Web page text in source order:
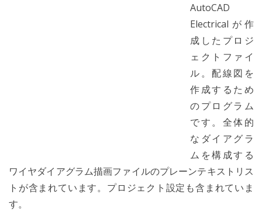
AutoCAD
Electricalが作
成したプロジ
ェクトファイ
ル。配線図を
作成するため
のプログラム
です。全体的
なダイアグラ
ムを構成する
ワイヤダイアグラム描画ファイルのプレーンテキストリス
トが含まれています。プロジェクト設定も含まれていま
す。